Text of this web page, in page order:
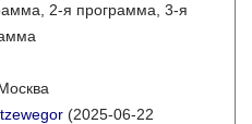
2-я программа, 3-я
(2025-06-22